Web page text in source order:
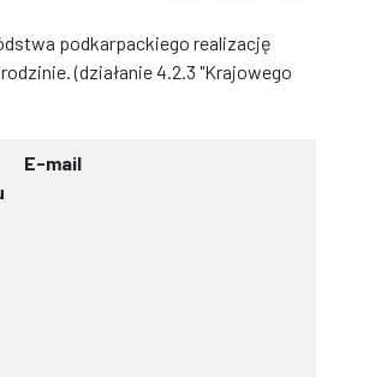
podkarpackiego realizację
(działanie 4.2.3 "Krajowego
E-mail